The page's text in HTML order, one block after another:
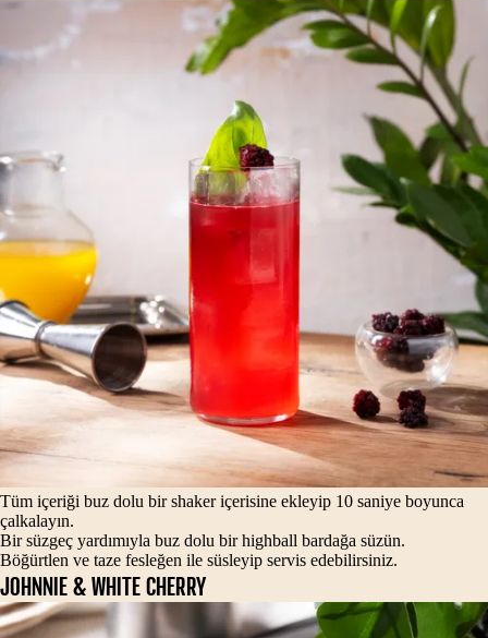
Tüm içeriği buz dolu bir shaker içerisine ekleyip 10 saniye boyunca
çalkalayın.
Bir süzgeç yardımıyla buz dolu bir highball bardağa süzün.
Böğürtlen ve taze fesleğen ile süsleyip servis edebilirsiniz.
JOHNNIE & WHITE CHERRY